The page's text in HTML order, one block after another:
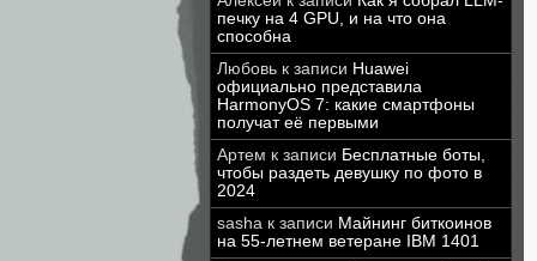
печку на 4 GPU, и на что она
способна
Любовь к записи Huawei
официально представила
HarmonyOS 7: какие смартфоны
получат её первыми
Артем к записи Бесплатные боты,
чтобы раздеть девушку по фото в
2024
sasha к записи Майнинг биткоинов
на 55-летнем ветеране IBM 1401